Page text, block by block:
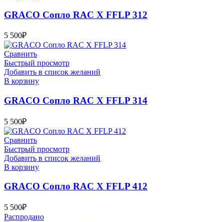
GRACO Сопло RAC X FFLP 312
5 500₽
Сравнить
Быстрый просмотр
Добавить в список желаний
В корзину
GRACO Сопло RAC X FFLP 314
5 500₽
Сравнить
Быстрый просмотр
Добавить в список желаний
В корзину
GRACO Сопло RAC X FFLP 412
5 500₽
Распродано